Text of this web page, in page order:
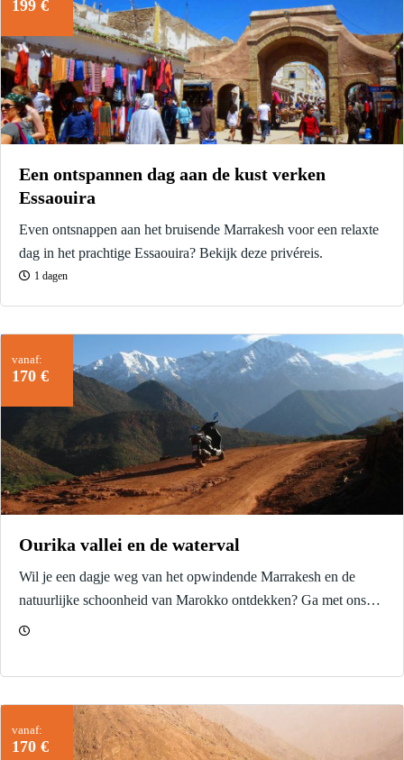
199 €
Een ontspannen dag aan de kust verken
Essaouira
Even ontsnappen aan het bruisende Marrakesh voor een relaxte
dag in het prachtige Essaouira? Bekijk deze privéreis.
1 dagen
vanaf:
170 €
Ourika vallei en de waterval
Wil je een dagje weg van het opwindende Marrakesh en de
natuurlijke schoonheid van Marokko ontdekken? Ga met ons
mee op een privéreis naar de Ourika vallei en zijn waterval.
vanaf:
170 €